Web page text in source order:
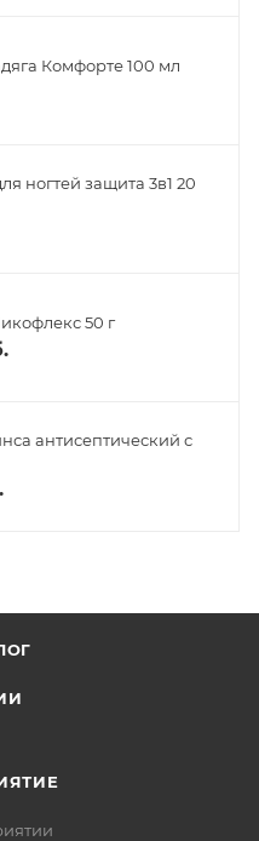
Комфорте 100 мл
ногтей защита 3в1 20
50 г
антисептический с